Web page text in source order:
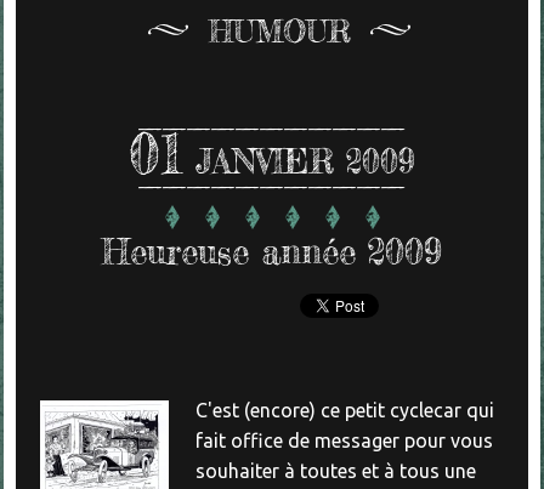
HUMOUR
01 JANVIER 2009
Heureuse année 2009
C'est (encore) ce petit cyclecar qui
fait office de messager pour vous
souhaiter à toutes et à tous une